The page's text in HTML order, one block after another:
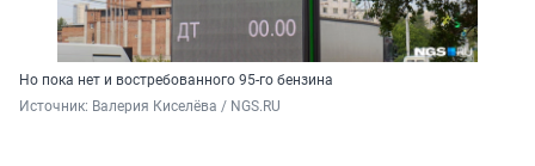
Но пока нет и востребованного 95-го бензина
Источник: Валерия Киселёва / NGS.RU